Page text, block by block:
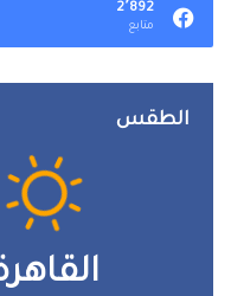
2٬892
متابع
الطقس